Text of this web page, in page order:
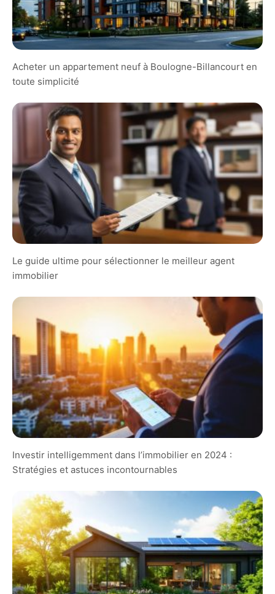
Acheter un appartement neuf à Boulogne-Billancourt en
toute simplicité
Le guide ultime pour sélectionner le meilleur agent
immobilier
Investir intelligemment dans l’immobilier en 2024 :
Stratégies et astuces incontournables